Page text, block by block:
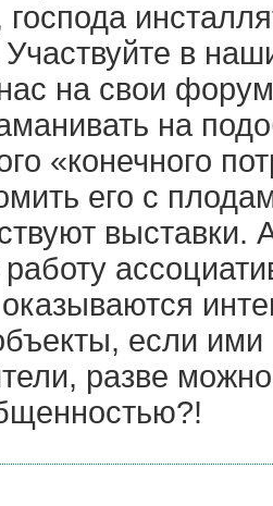
в
на свои
на
«конечного
его с
выставки.
если ими
разве